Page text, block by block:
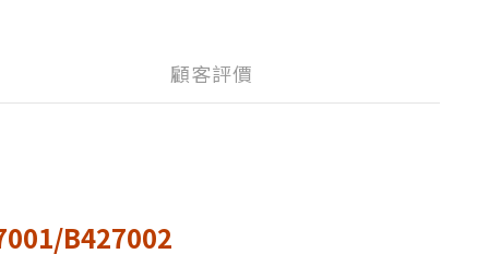
顧客評價
B427002